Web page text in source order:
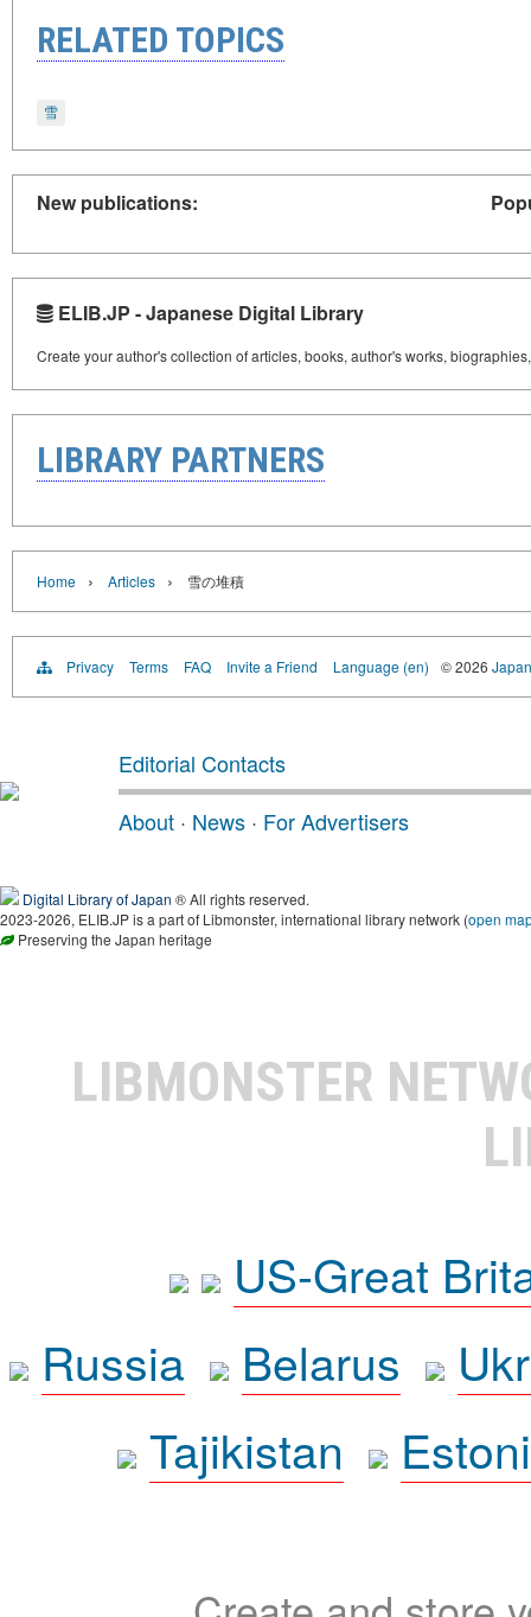
RELATED TOPICS
雪
New publications:
ELIB.JP - Japanese Digital Library
Create your author's collection of articles, books, author's works,
LIBRARY PARTNERS
Home › Articles › 雪の堆積
Privacy Terms FAQ Invite a Friend Language (en) © 2026
Editorial Contacts
About · News · For Advertisers
Digital Library of Japan ® All rights reserved.
2023-2026, ELIB.JP is a part of Libmonster, international library network (open
Preserving the Japan heritage
LIBMONSTER
US-Great
Russia
Belarus
Tajikistan